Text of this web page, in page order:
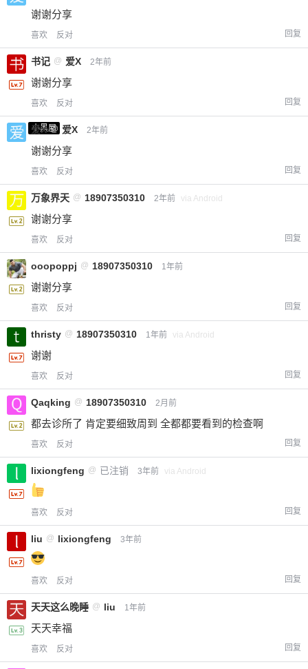
谢谢分享
喜欢 反对 回复
书记 @ 爱X 2年前
谢谢分享
喜欢 反对 回复
小黑屋
爱X @ 爱X 2年前
谢谢分享
喜欢 反对 回复
万象界天 @ 18907350310 2年前 via Android
谢谢分享
喜欢 反对 回复
ooopoppj @ 18907350310 1年前
谢谢分享
喜欢 反对 回复
thristy @ 18907350310 1年前 via Android
谢谢
喜欢 反对 回复
Qaqking @ 18907350310 2月前
都去诊所了 肯定要细致周到 全都都要看到的检查啊
喜欢 反对 回复
lixiongfeng @ 已注销 3年前 via Android
喜欢 反对 回复
liu @ lixiongfeng 3年前
喜欢 反对 回复
天天这么晚睡 @ liu 1年前
天天幸福
喜欢 反对 回复